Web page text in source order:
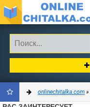
onlinechitalka.com »